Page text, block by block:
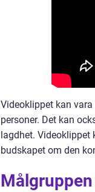
Videoklippet kan
personer. Det kan
lagdhet.
budskapet om den